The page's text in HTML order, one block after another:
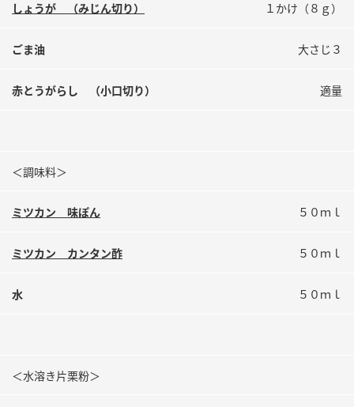
検索
業務用サイト ミツカングループについて 製造所固有記号一覧
しょうが （みじん切り） １かけ（８ｇ）
ごま油 大さじ３
赤とうがらし （小口切り） 適量
＜調味料＞
ミツカン 味ぽん ５０ｍｌ
ミツカン カンタン酢 ５０ｍｌ
水 ５０ｍｌ
＜水溶き片栗粉＞